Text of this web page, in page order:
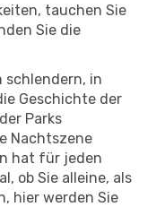
tauchen Sie
Sie die
schlendern, in
Geschichte der
Parks
Nachtszene
hat für jeden
ob Sie alleine, als
hier werden Sie